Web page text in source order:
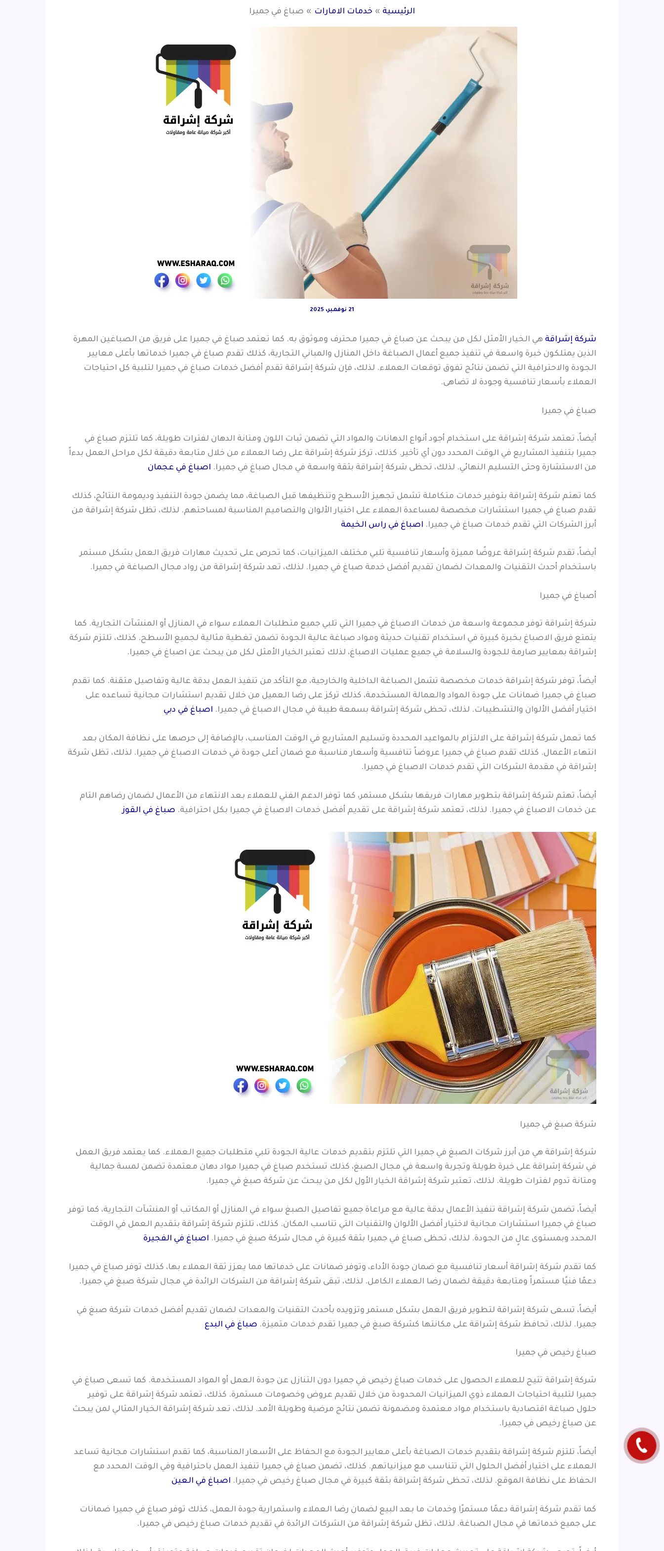
الرئيسية خدمات الامارات صباغ في جميرا
21 نوفمبر، 2025
شركة إشراقة هي الخيار الأمثل لكل من يبحث عن صباغ في جميرا محترف وموثوق به. كما تعتمد صباغ في جميرا على فريق من الصباغين المهرة
الذين يمتلكون خبرة واسعة في تنفيذ جميع أعمال الصباغة داخل المنازل والمباني التجارية، كذلك تقدم صباغ في جميرا خدماتها بأعلى معايير
الجودة والاحترافية التي تضمن نتائج تفوق توقعات العملاء. لذلك، فإن شركة إشراقة تقدم أفضل خدمات صباغ في جميرا لتلبية كل احتياجات
العملاء بأسعار تنافسية وجودة لا تضاهى.
صباغ في جميرا
أيضاً، تعتمد شركة إشراقة على استخدام أجود أنواع الدهانات والمواد التي تضمن ثبات اللون ومتانة الدهان لفترات طويلة، كما تلتزم صباغ في
جميرا بتنفيذ المشاريع في الوقت المحدد دون أي تأخير. كذلك، تركز شركة إشراقة على رضا العملاء من خلال متابعة دقيقة لكل مراحل العمل بدءاً
من الاستشارة وحتى التسليم النهائي. لذلك، تحظى شركة إشراقة بثقة واسعة في مجال صباغ في جميرا. اصباغ في عجمان
كما تهتم شركة إشراقة بتوفير خدمات متكاملة تشمل تجهيز الأسطح وتنظيفها قبل الصباغة، مما يضمن جودة التنفيذ وديمومة النتائج، كذلك
تقدم صباغ في جميرا استشارات مخصصة لمساعدة العملاء على اختيار الألوان والتصاميم المناسبة لمساحتهم. لذلك، تظل شركة إشراقة من
أبرز الشركات التي تقدم خدمات صباغ في جميرا. اصباغ في راس الخيمة
أيضاً، تقدم شركة إشراقة عروضًا مميزة وأسعار تنافسية تلبي مختلف الميزانيات، كما تحرص على تحديث مهارات فريق العمل بشكل مستمر
باستخدام أحدث التقنيات والمعدات لضمان تقديم أفضل خدمة صباغ في جميرا. لذلك، تعد شركة إشراقة من رواد مجال الصباغة في جميرا.
أصباغ في جميرا
شركة إشراقة توفر مجموعة واسعة من خدمات الاصباغ في جميرا التي تلبي جميع متطلبات العملاء سواء في المنازل أو المنشآت التجارية. كما
يتمتع فريق الاصباغ بخبرة كبيرة في استخدام تقنيات حديثة ومواد صباغة عالية الجودة تضمن تغطية مثالية لجميع الأسطح. كذلك، تلتزم شركة
إشراقة بمعايير صارمة للجودة والسلامة في جميع عمليات الاصباغ، لذلك تعتبر الخيار الأمثل لكل من يبحث عن اصباغ في جميرا.
أيضاً، توفر شركة إشراقة خدمات مخصصة تشمل الصباغة الداخلية والخارجية، مع التأكد من تنفيذ العمل بدقة عالية وتفاصيل متقنة. كما تقدم
صباغ في جميرا ضمانات على جودة المواد والعمالة المستخدمة، كذلك تركز على رضا العميل من خلال تقديم استشارات مجانية تساعده على
اختيار أفضل الألوان والتشطيبات. لذلك، تحظى شركة إشراقة بسمعة طيبة في مجال الاصباغ في جميرا. اصباغ في دبي
كما تعمل شركة إشراقة على الالتزام بالمواعيد المحددة وتسليم المشاريع في الوقت المناسب، بالإضافة إلى حرصها على نظافة المكان بعد
انتهاء الأعمال. كذلك تقدم صباغ في جميرا عروضاً تنافسية وأسعار مناسبة مع ضمان أعلى جودة في خدمات الاصباغ في جميرا. لذلك، تظل شركة
إشراقة في مقدمة الشركات التي تقدم خدمات الاصباغ في جميرا.
أيضاً، تهتم شركة إشراقة بتطوير مهارات فريقها بشكل مستمر، كما توفر الدعم الفني للعملاء بعد الانتهاء من الأعمال لضمان رضاهم التام
عن خدمات الاصباغ في جميرا. لذلك، تعتمد شركة إشراقة على تقديم أفضل خدمات الاصباغ في جميرا بكل احترافية. صباغ في القوز
شركة صبغ في جميرا
شركة إشراقة هي من أبرز شركات الصبغ في جميرا التي تلتزم بتقديم خدمات عالية الجودة تلبي متطلبات جميع العملاء. كما يعتمد فريق العمل
في شركة إشراقة على خبرة طويلة وتجربة واسعة في مجال الصبغ، كذلك تستخدم صباغ في جميرا مواد دهان معتمدة تضمن لمسة جمالية
ومتانة تدوم لفترات طويلة. لذلك، تعتبر شركة إشراقة الخيار الأول لكل من يبحث عن شركة صبغ في جميرا.
أيضاً، تضمن شركة إشراقة تنفيذ الأعمال بدقة عالية مع مراعاة جميع تفاصيل الصبغ سواء في المنازل أو المكاتب أو المنشآت التجارية، كما توفر
صباغ في جميرا استشارات مجانية لاختيار أفضل الألوان والتقنيات التي تناسب المكان. كذلك، تلتزم شركة إشراقة بتقديم العمل في الوقت
المحدد وبمستوى عالٍ من الجودة. لذلك، تحظى صباغ في جميرا بثقة كبيرة في مجال شركة صبغ في جميرا. اصباغ في الفجيرة
كما تقدم شركة إشراقة أسعار تنافسية مع ضمان جودة الأداء، وتوفر ضمانات على خدماتها مما يعزز ثقة العملاء بها، كذلك توفر صباغ في جميرا
دعمًا فنيًا مستمراً ومتابعة دقيقة لضمان رضا العملاء الكامل. لذلك، تبقى شركة إشراقة من الشركات الرائدة في مجال شركة صبغ في جميرا.
أيضاً، تسعى شركة إشراقة لتطوير فريق العمل بشكل مستمر وتزويده بأحدث التقنيات والمعدات لضمان تقديم أفضل خدمات شركة صبغ في
جميرا. لذلك، تحافظ شركة إشراقة على مكانتها كشركة صبغ في جميرا تقدم خدمات متميزة. صباغ في البدع
صباغ رخيص في جميرا
شركة إشراقة تتيح للعملاء الحصول على خدمات صباغ رخيص في جميرا دون التنازل عن جودة العمل أو المواد المستخدمة. كما تسعى صباغ في
جميرا لتلبية احتياجات العملاء ذوي الميزانيات المحدودة من خلال تقديم عروض وخصومات مستمرة. كذلك، تعتمد شركة إشراقة على توفير
حلول صباغة اقتصادية باستخدام مواد معتمدة ومضمونة تضمن نتائج مرضية وطويلة الأمد. لذلك، تعد شركة إشراقة الخيار المثالي لمن يبحث
عن صباغ رخيص في جميرا.
أيضاً، تلتزم شركة إشراقة بتقديم خدمات الصباغة بأعلى معايير الجودة مع الحفاظ على الأسعار المناسبة، كما تقدم استشارات مجانية تساعد
العملاء على اختيار أفضل الحلول التي تتناسب مع ميزانياتهم. كذلك، تضمن صباغ في جميرا تنفيذ العمل باحترافية وفي الوقت المحدد مع
الحفاظ على نظافة الموقع. لذلك، تحظى شركة إشراقة بثقة كبيرة في مجال صباغ رخيص في جميرا. اصباغ في العين
كما تقدم شركة إشراقة دعمًا مستمرًا وخدمات ما بعد البيع لضمان رضا العملاء واستمرارية جودة العمل، كذلك توفر صباغ في جميرا ضمانات
على جميع خدماتها في مجال الصباغة. لذلك، تظل شركة إشراقة من الشركات الرائدة في تقديم خدمات صباغ رخيص في جميرا.